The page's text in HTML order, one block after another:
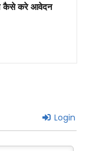
कैसे करे आवेदन
Login